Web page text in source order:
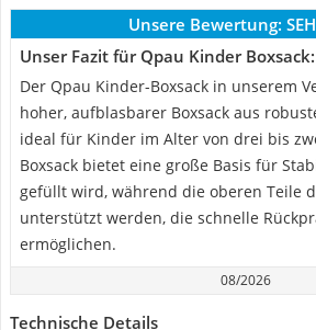
Unsere Bewertung:
Unser Fazit für Qpau Kinder Boxsack:
Der Qpau Kinder-Boxsack in unserem
hoher, aufblasbarer Boxsack aus
ideal für Kinder im Alter von drei bis
Boxsack bietet eine große Basis für
gefüllt wird, während die oberen Teile
unterstützt werden, die schnelle
ermöglichen.
08/2026
Technische Details